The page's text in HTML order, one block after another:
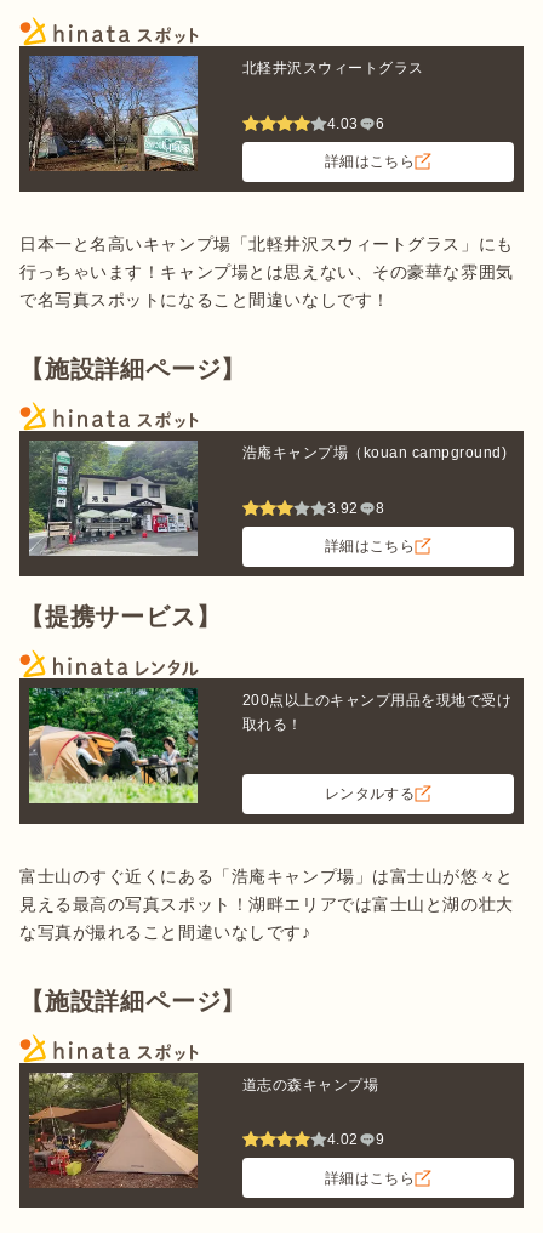
北軽井沢スウィートグラス
4.03 6
詳細はこちら
日本一と名高いキャンプ場「北軽井沢スウィートグラス」にも
行っちゃいます！キャンプ場とは思えない、その豪華な雰囲気
で名写真スポットになること間違いなしです！
【施設詳細ページ】
浩庵キャンプ場（kouan campground)
3.92 8
詳細はこちら
【提携サービス】
200点以上のキャンプ用品を現地で受け
取れる！
レンタルする
富士山のすぐ近くにある「浩庵キャンプ場」は富士山が悠々と
見える最高の写真スポット！湖畔エリアでは富士山と湖の壮大
な写真が撮れること間違いなしです♪
【施設詳細ページ】
道志の森キャンプ場
4.02 9
詳細はこちら